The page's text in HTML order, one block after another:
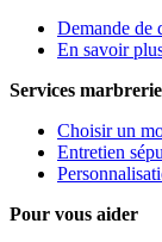
Demande de
En savoir
Services marbrerie
Choisir un
Entretien
Pour vous aider